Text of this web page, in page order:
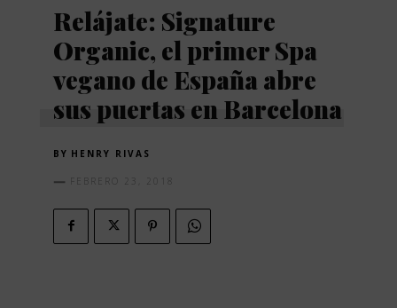
Relájate: Signature
Organic, el primer Spa
vegano de España abre
sus puertas en Barcelona
BY HENRY RIVAS
FEBRERO 23, 2018